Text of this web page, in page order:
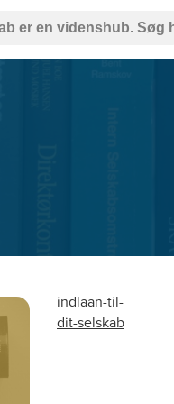
indlaan-til-
dit-selskab